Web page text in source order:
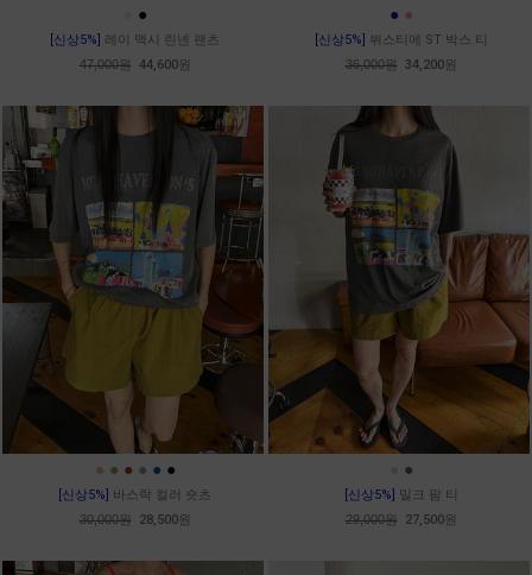
●
[신상5%] 레이 맥시 린넨 팬츠
47,000원 44,600원
● ●
[신상5%] 뷔스티에 ST 박스 티
36,000원 34,200원
● ● ● ● ● ●
[신상5%] 바스락 컬러 숏츠
30,000원 28,500원
●
[신상5%] 밀크 팜 티
29,000원 27,500원